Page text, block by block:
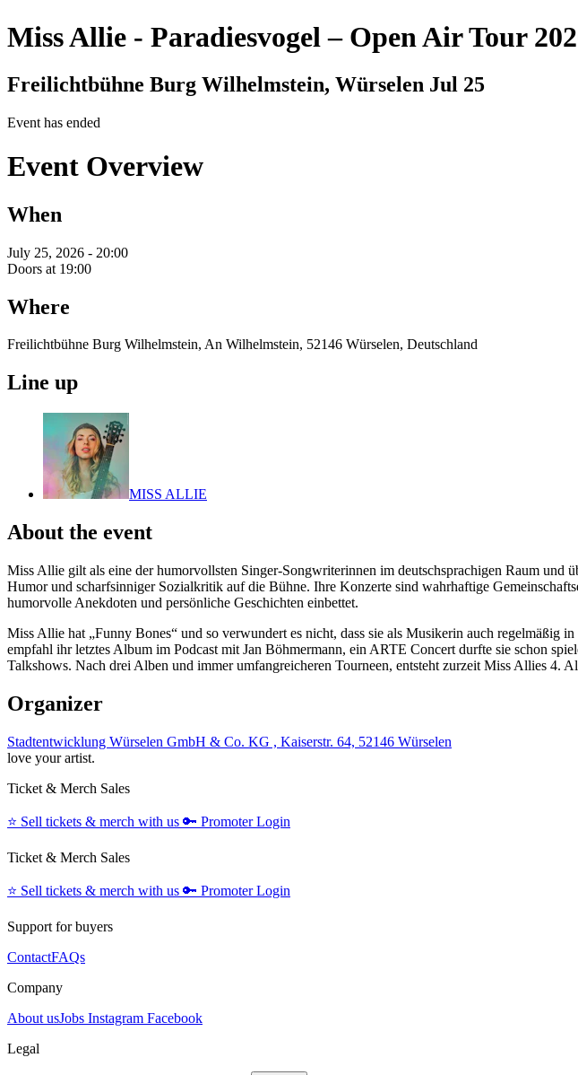
Miss Allie - Paradiesvogel – Open Air Tour
Freilichtbühne Burg Wilhelmstein, Würselen Jul 25
Event has ended
Event Overview
When
July 25, 2026 - 20:00
Doors at 19:00
Where
Freilichtbühne Burg Wilhelmstein, An Wilhelmstein, 52146 Würselen, Deutschland
Line up
MISS ALLIE
About the event
Miss Allie gilt als eine der humorvollsten Singer-Songwriterinnen im deutschsprachigen Raum und
Humor und scharfsinniger Sozialkritik auf die Bühne. Ihre Konzerte sind wahrhaftige
humorvolle Anekdoten und persönliche Geschichten einbettet.
Miss Allie hat „Funny Bones“ und so verwundert es nicht, dass sie als Musikerin auch regelmäßig
empfahl ihr letztes Album im Podcast mit Jan Böhmermann, ein ARTE Concert durfte sie schon
Talkshows. Nach drei Alben und immer umfangreicheren Tourneen, entsteht zurzeit Miss Allies 4.
Organizer
Stadtentwicklung Würselen GmbH & Co. KG , Kaiserstr. 64, 52146 Würselen
love your artist.
Ticket & Merch Sales
⭐️ Sell tickets & merch with us 🔑 Promoter Login
Ticket & Merch Sales
⭐️ Sell tickets & merch with us 🔑 Promoter Login
Support for buyers
ContactFAQs
Company
About usJobs Instagram Facebook
Legal